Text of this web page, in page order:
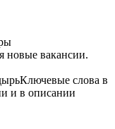
новые вакансии.
Ключевые слова в
и в описании